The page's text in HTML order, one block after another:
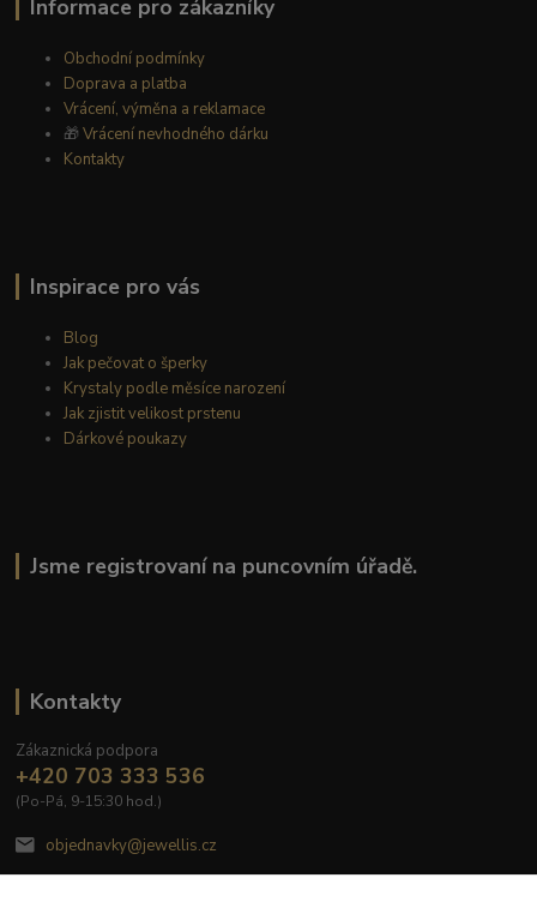
Informace pro zákazníky
Obchodní podmínky
Doprava a platba
Vrácení, výměna a reklamace
🎁Vrácení nevhodného dárku
Kontakty
Inspirace pro vás
Blog
Jak pečovat o šperky
Krystaly podle měsíce narození
Jak zjistit velikost prstenu
Dárkové poukazy
Jsme registrovaní na puncovním úřadě.
Kontakty
Zákaznická podpora
+420 703 333 536
(Po-Pá, 9-15:30 hod.)
objednavky@jewellis.cz